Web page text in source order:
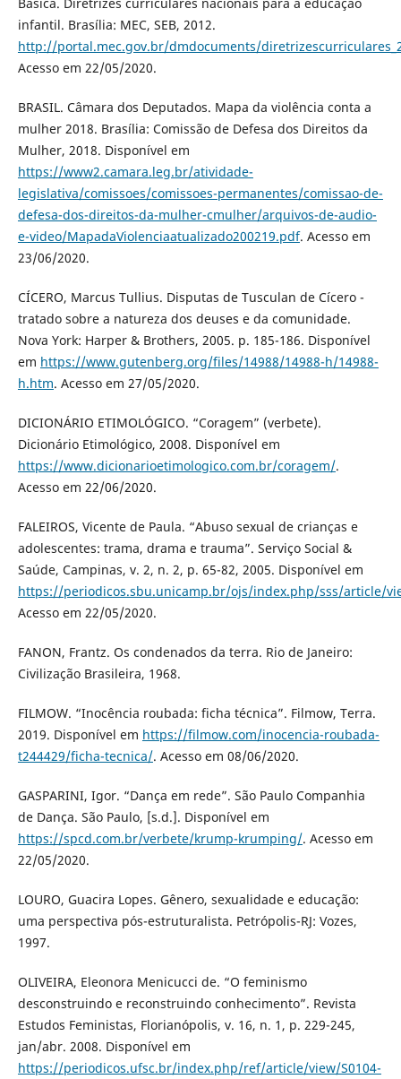
infantil. Brasília: MEC, SEB, 2012.
http://portal.mec.gov.br/dmdocuments/
Acesso em 22/05/2020.
BRASIL. Câmara dos Deputados. Mapa da violência conta a
mulher 2018. Brasília: Comissão de Defesa dos Direitos da
Mulher, 2018. Disponível em
https://www2.camara.leg.br/atividade-
legislativa/comissoes/comissoes-permanentes/comissao-de-
defesa-dos-direitos-da-mulher-cmulher/arquivos-de-audio-
e-video/MapadaViolenciaatualizado200219.pdf. Acesso em
23/06/2020.
CÍCERO, Marcus Tullius. Disputas de Tusculan de Cícero -
tratado sobre a natureza dos deuses e da comunidade.
Nova York: Harper & Brothers, 2005. p. 185-186. Disponível
em https://www.gutenberg.org/files/14988/14988-h/14988-
h.htm. Acesso em 27/05/2020.
DICIONÁRIO ETIMOLÓGICO. “Coragem” (verbete).
Dicionário Etimológico, 2008. Disponível em
https://www.dicionarioetimologico.com.br/coragem/.
Acesso em 22/06/2020.
FALEIROS, Vicente de Paula. “Abuso sexual de crianças e
adolescentes: trama, drama e trauma”. Serviço Social &
Saúde, Campinas, v. 2, n. 2, p. 65-82, 2005. Disponível em
https://periodicos.sbu.unicamp.br/ojs/index.php/sss/article/
Acesso em 22/05/2020.
FANON, Frantz. Os condenados da terra. Rio de Janeiro:
Civilização Brasileira, 1968.
FILMOW. “Inocência roubada: ficha técnica”. Filmow, Terra.
2019. Disponível em https://filmow.com/inocencia-roubada-
t244429/ficha-tecnica/. Acesso em 08/06/2020.
GASPARINI, Igor. “Dança em rede”. São Paulo Companhia
de Dança. São Paulo, [s.d.]. Disponível em
https://spcd.com.br/verbete/krump-krumping/. Acesso em
22/05/2020.
LOURO, Guacira Lopes. Gênero, sexualidade e educação:
uma perspectiva pós-estruturalista. Petrópolis-RJ: Vozes,
1997.
OLIVEIRA, Eleonora Menicucci de. “O feminismo
desconstruindo e reconstruindo conhecimento”. Revista
Estudos Feministas, Florianópolis, v. 16, n. 1, p. 229-245,
jan/abr. 2008. Disponível em
https://periodicos.ufsc.br/index.php/ref/article/view/S0104-